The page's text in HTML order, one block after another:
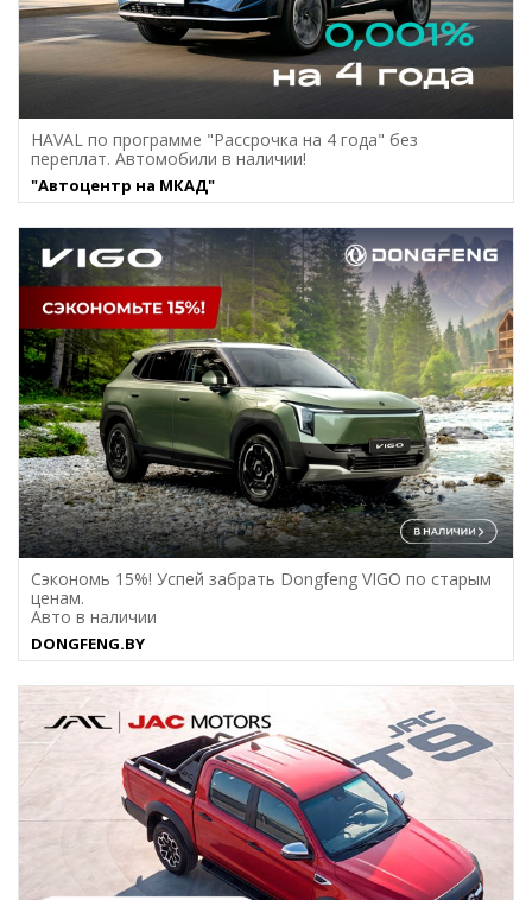
HAVAL по программе "Рассрочка на 4 года" без
переплат. Автомобили в наличии!
"Автоцентр на МКАД"
Сэкономь 15%! Успей забрать Dongfeng VIGO по старым
ценам.
Авто в наличии
DONGFENG.BY